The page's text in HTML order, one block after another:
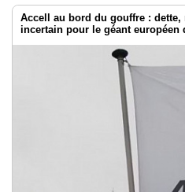
Accell au bord du gouffre :
incertain pour le géant européen